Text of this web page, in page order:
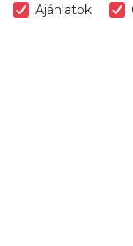
Ajánlatok